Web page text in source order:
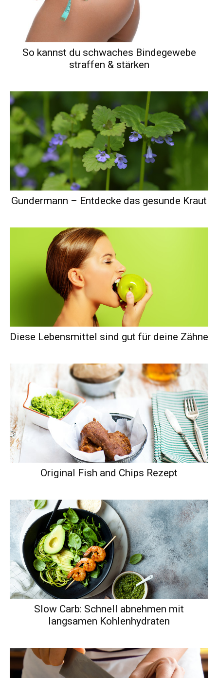
So kannst du schwaches Bindegewebe
straffen & stärken
Gundermann – Entdecke das gesunde Kraut
Diese Lebensmittel sind gut für deine Zähne
Original Fish and Chips Rezept
Slow Carb: Schnell abnehmen mit
langsamen Kohlenhydraten